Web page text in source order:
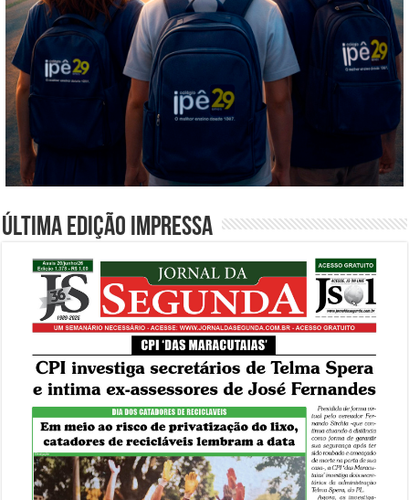
Última edição impressa